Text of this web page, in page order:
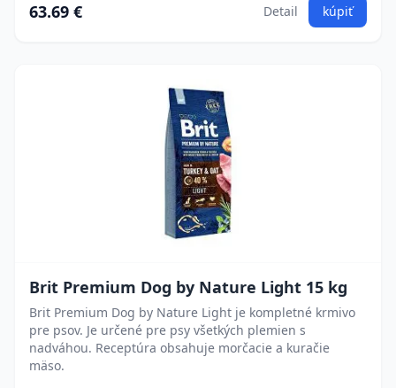
63.69 € Detail kúpiť
Brit Premium Dog by Nature Light 15 kg
Brit Premium Dog by Nature Light je kompletné krmivo
pre psov. Je určené pre psy všetkých plemien s
nadváhou. Receptúra obsahuje morčacie a kuračie
mäso.